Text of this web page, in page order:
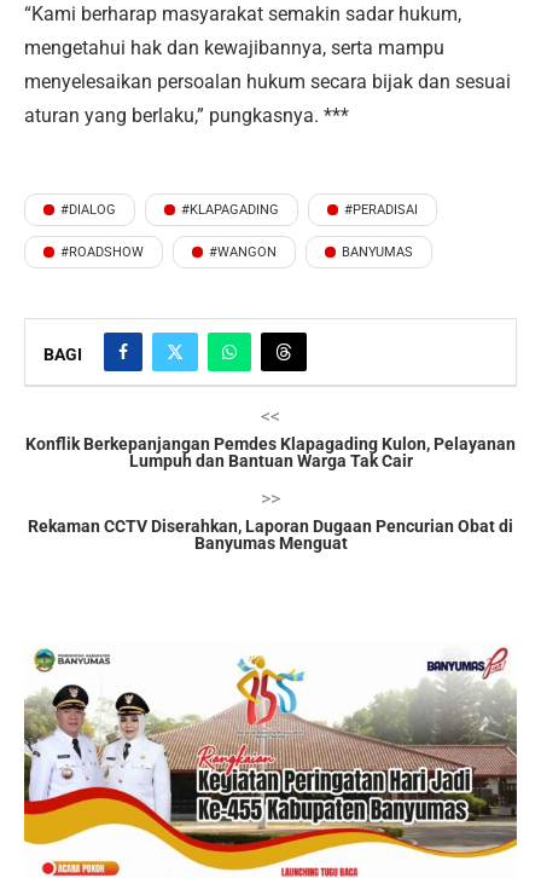
“Kami berharap masyarakat semakin sadar hukum,
mengetahui hak dan kewajibannya, serta mampu
menyelesaikan persoalan hukum secara bijak dan sesuai
aturan yang berlaku,” pungkasnya. ***
#DIALOG #KLAPAGADING #PERADISAI
#ROADSHOW #WANGON BANYUMAS
BAGI
<<
Konflik Berkepanjangan Pemdes Klapagading Kulon, Pelayanan
Lumpuh dan Bantuan Warga Tak Cair
>>
Rekaman CCTV Diserahkan, Laporan Dugaan Pencurian Obat di
Banyumas Menguat